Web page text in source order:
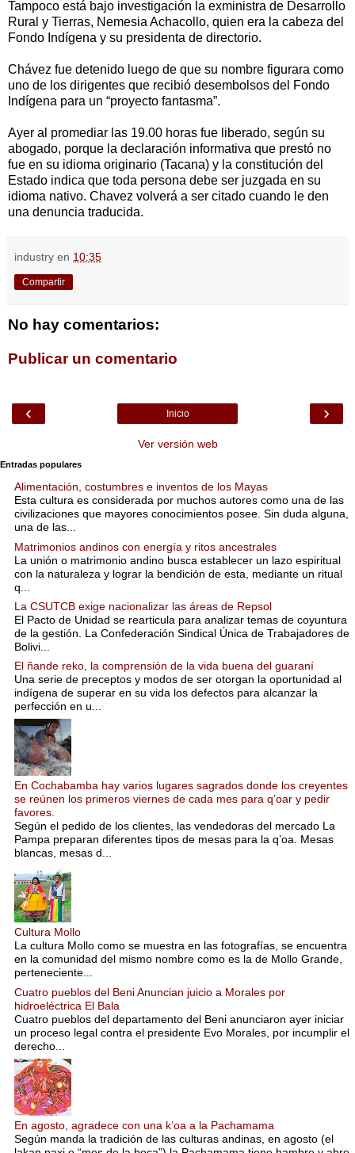
Tampoco está bajo investigación la exministra de Desarrollo
Rural y Tierras, Nemesia Achacollo, quien era la cabeza del
Fondo Indígena y su presidenta de directorio.
Chávez fue detenido luego de que su nombre figurara como
uno de los dirigentes que recibió desembolsos del Fondo
Indígena para un “proyecto fantasma”.
Ayer al promediar las 19.00 horas fue liberado, según su
abogado, porque la declaración informativa que prestó no
fue en su idioma originario (Tacana) y la constitución del
Estado indica que toda persona debe ser juzgada en su
idioma nativo. Chavez volverá a ser citado cuando le den
una denuncia traducida.
industry en 10:35
Compartir
No hay comentarios:
Publicar un comentario
‹ ›
Inicio
Ver versión web
Entradas populares
Alimentación, costumbres e inventos de los Mayas
Esta cultura es considerada por muchos autores como una de las
civilizaciones que mayores conocimientos posee. Sin duda alguna,
una de las...
Matrimonios andinos con energía y ritos ancestrales
La unión o matrimonio andino busca establecer un lazo espiritual
con la naturaleza y lograr la bendición de esta, mediante un ritual
q...
La CSUTCB exige nacionalizar las áreas de Repsol
El Pacto de Unidad se rearticula para analizar temas de coyuntura
de la gestión. La Confederación Sindical Única de Trabajadores de
Bolivi...
El ñande reko, la comprensión de la vida buena del guaraní
Una serie de preceptos y modos de ser otorgan la oportunidad al
indígena de superar en su vida los defectos para alcanzar la
perfección en u...
En Cochabamba hay varios lugares sagrados donde los creyentes
se reúnen los primeros viernes de cada mes para q’oar y pedir
favores.
Según el pedido de los clientes, las vendedoras del mercado La
Pampa preparan diferentes tipos de mesas para la q’oa. Mesas
blancas, mesas d...
Cultura Mollo
La cultura Mollo como se muestra en las fotografías, se encuentra
en la comunidad del mismo nombre como es la de Mollo Grande,
perteneciente...
Cuatro pueblos del Beni Anuncian juicio a Morales por
hidroeléctrica El Bala
Cuatro pueblos del departamento del Beni anunciaron ayer iniciar
un proceso legal contra el presidente Evo Morales, por incumplir el
derecho...
En agosto, agradece con una k’oa a la Pachamama
Según manda la tradición de las culturas andinas, en agosto (el